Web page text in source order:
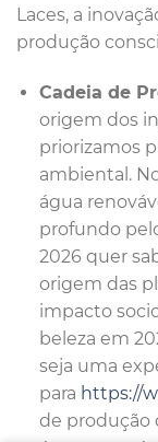
Laces, a
produção
Cadeia de
origem dos
priorizamos
ambiental.
água
profundo
2026 quer
origem das
impacto
beleza em
seja uma
para https://
de produção